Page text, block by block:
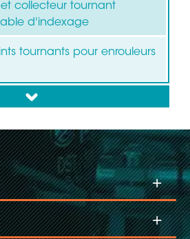
collecteur tournant
d'indexage
tournants pour enrouleurs
down
+
+